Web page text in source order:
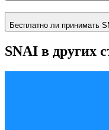
Бесплатно ли принимать
SNAI в других